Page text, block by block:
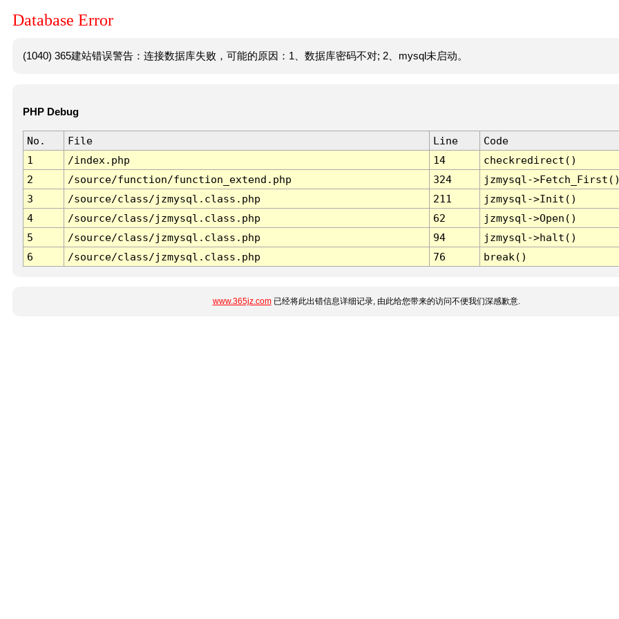
Database Error
(1040) 365建站错误警告：连接数据库失败，可能的原因：1、数据库密码不对; 2、mysql未启动。
PHP Debug
No. File Line
Code
1
/index.php 14
checkredirect()
2
/source/function/function_extend.php 324
jzmysql-
3
/source/class/jzmysql.class.php 211
jzmysql->Init()
4
/source/class/jzmysql.class.php 62
jzmysql->Open()
5
/source/class/jzmysql.class.php 94
jzmysql->halt()
6
/source/class/jzmysql.class.php 76 break()
www.365jz.com已经将此出错信息详细记录, 由此给您带来的访问不便我们深感歉意.